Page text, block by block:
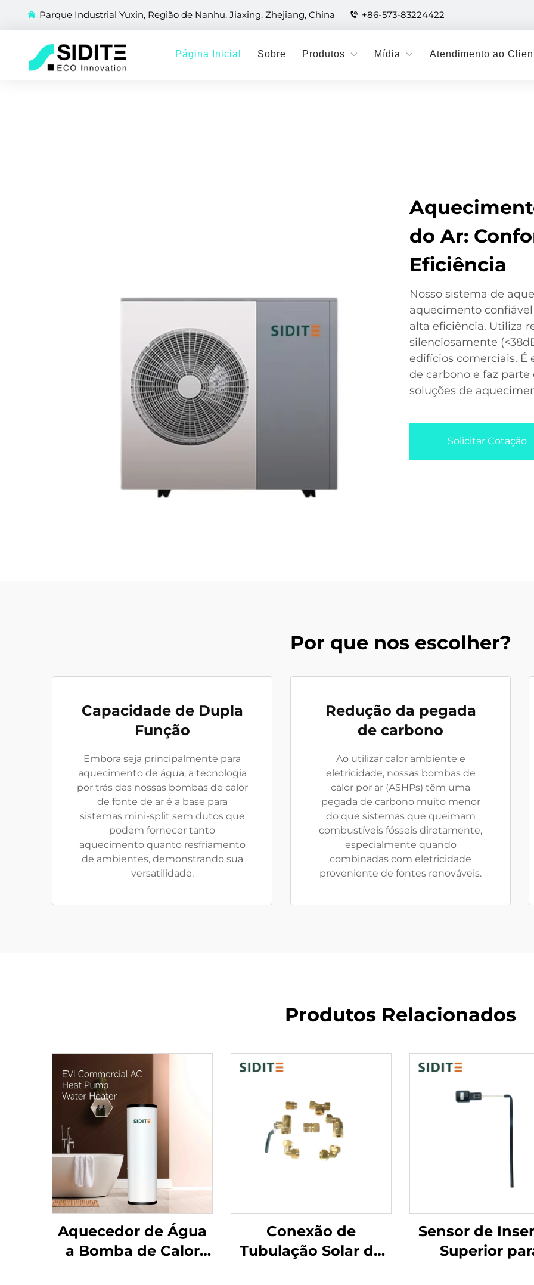
Parque Industrial Yuxin, Região de Nanhu, Jiaxing, Zhejiang, China +86-573-83224422
Página Inicial Sobre Produtos Mídia Atendimento ao
do Ar:
Eficiência
Nosso sistema de
aquecimento
alta eficiência. Utiliza
silenciosamente
edifícios comerciais. É
de carbono e faz
soluções de
Solicitar Cotação
Por que nos escolher?
Capacidade de Dupla
Função
Embora seja principalmente para
aquecimento de água, a tecnologia
por trás das nossas bombas de calor
de fonte de ar é a base para
sistemas mini-split sem dutos que
podem fornecer tanto
aquecimento quanto resfriamento
de ambientes, demonstrando sua
versatilidade.
Redução da pegada
de carbono
Ao utilizar calor ambiente e
eletricidade, nossas bombas de
calor por ar (ASHPs) têm uma
pegada de carbono muito menor
do que sistemas que queimam
combustíveis fósseis diretamente,
especialmente quando
combinadas com eletricidade
proveniente de fontes renováveis.
Produtos Relacionados
Aquecedor de Água
a Bomba de Calor
Conexão de
Tubulação Solar da
Sensor de
Superior